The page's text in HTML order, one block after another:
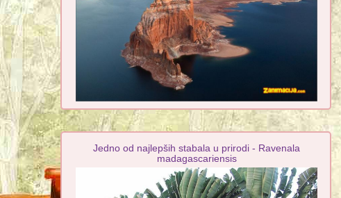
Jedno od najlepših stabala u prirodi - Ravenala
madagascariensis